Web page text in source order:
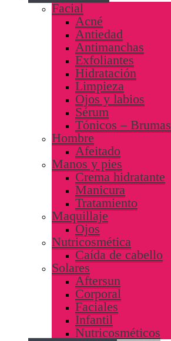
Facial
Acné
Antiedad
Antimanchas
Exfoliantes
Hidratación
Limpieza
Ojos y labios
Sérum
Tónicos – Brumas
Hombre
Afeitado
Manos y pies
Crema hidratante
Manicura
Tratamiento
Maquillaje
Ojos
Nutricosmética
Caída de cabello
Solares
Aftersun
Corporal
Faciales
Infantil
Nutricosméticos